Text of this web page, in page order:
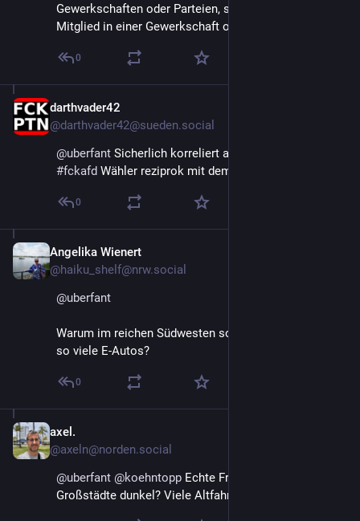
Gewerkschaften oder Parteien, sprich wieviel % sind
Mitglied in einer Gewerkschaft oder Partei.
0
darthvader42
@darthvader42@sueden.social
@uberfant
#fckafd Wähler reziprok mit dem
0
Angelika Wienert
@haiku_shelf@nrw.social
@uberfant
Warum im reichen Südwesten soviel Grau = gar nicht
so viele E-Autos?
0
axel.
@axeln@norden.social
@uberfant @koehntopp Echte Frage: warum sind die
Großstädte dunkel? Viele Altfahrzeuge?